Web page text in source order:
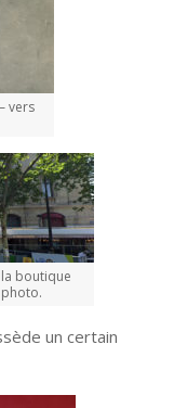
vers
boutique
un certain